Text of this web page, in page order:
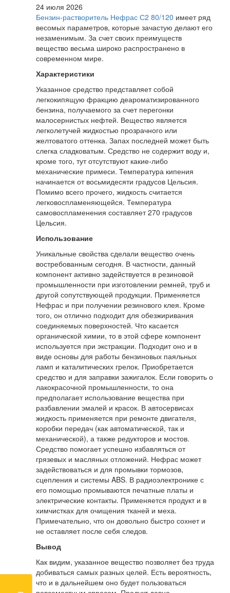
24 июля 2026
Бензин-растворитель Нефрас С2 80/120 имеет ряд
весомых параметров, которые зачастую делают его
незаменимым. За счет своих преимуществ
вещество весьма широко распространено в
современном мире.
Характеристики
Указанное средство представляет собой
легкокипящую фракцию деароматизированного
бензина, получаемого за счет перегонки
малосернистых нефтей. Вещество является
легколетучей жидкостью прозрачного или
желтоватого оттенка. Запах последней может быть
слегка сладковатым. Средство не содержит воду и,
кроме того, тут отсутствуют какие-либо
механические примеси. Температура кипения
начинается от восьмидесяти градусов Цельсия.
Помимо всего прочего, жидкость считается
легковоспламеняющейся. Температура
самовоспламенения составляет 270 градусов
Цельсия.
Использование
Уникальные свойства сделали вещество очень
востребованным сегодня. В частности, данный
компонент активно задействуется в резиновой
промышленности при изготовлении ремней, труб и
другой сопутствующей продукции. Применяется
Нефрас и при получении резинового клея. Кроме
того, он отлично подходит для обезжиривания
соединяемых поверхностей. Что касается
органической химии, то в этой сфере компонент
используется при экстракции. Подходит оно и в
виде основы для работы бензиновых паяльных
ламп и каталитических грелок. Приобретается
средство и для заправки зажигалок. Если говорить о
лакокрасочной промышленности, то она
предполагает использование вещества при
разбавлении эмалей и красок. В автосервисах
жидкость применяется при ремонте двигателя,
коробки передач (как автоматической, так и
механической), а также редукторов и мостов.
Средство помогает успешно избавляться от
грязевых и масляных отложений. Нефрас может
задействоваться и для промывки тормозов,
сцепления и системы ABS. В радиоэлектронике с
его помощью промываются печатные платы и
электрические контакты. Применяется продукт и в
химчистках для очищения тканей и меха.
Примечательно, что он довольно быстро сохнет и
не оставляет после себя следов.
Вывод
Как видим, указанное вещество позволяет без труда
добиваться самых разных целей. Есть вероятность,
что и в дальнейшем оно будет пользоваться